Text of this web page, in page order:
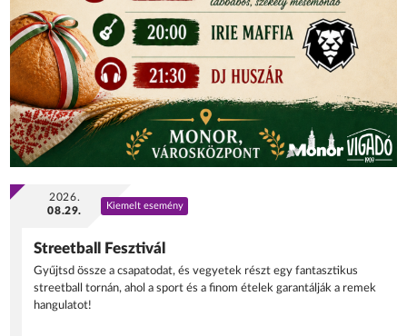
2026.
08.29.
Kiemelt esemény
Streetball Fesztivál
Gyűjtsd össze a csapatodat, és vegyetek részt egy fantasztikus
streetball tornán, ahol a sport és a finom ételek garantálják a remek
hangulatot!